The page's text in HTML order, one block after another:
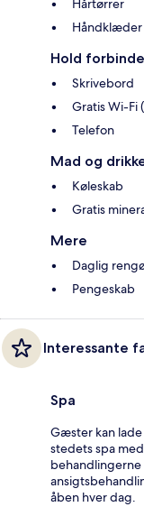
Hårtørrer
Håndklæder
Hold
Skrivebord
Gratis Wi-Fi
Telefon
Mad og
Køleskab
Gratis
Mere
Daglig
Pengeskab
Interessante
Spa
Gæster kan
stedets spa
behandlingerne
åben hver dag.